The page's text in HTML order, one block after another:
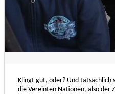
Klingt gut, oder? Und tatsächlich
die Vereinten Nationen, also der